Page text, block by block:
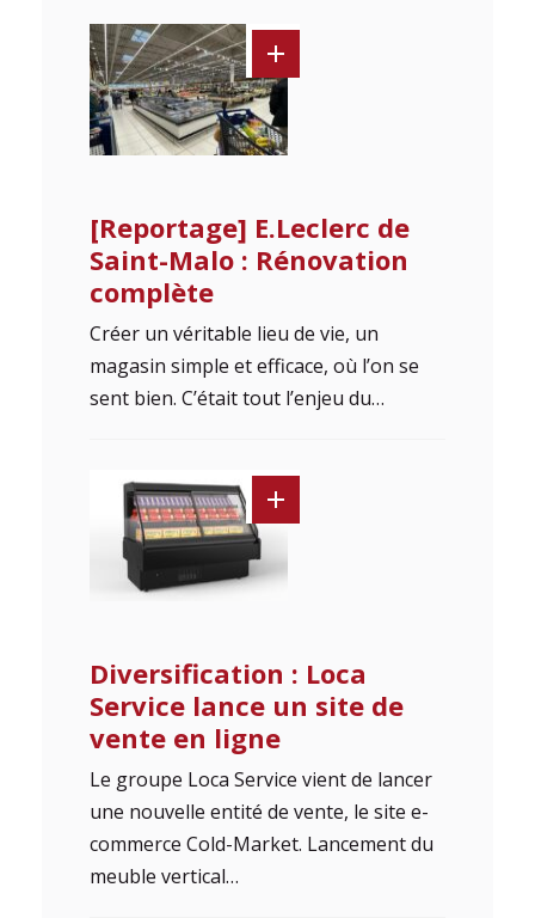
[Reportage] E.Leclerc de
Saint-Malo : Rénovation
complète
Créer un véritable lieu de vie, un
magasin simple et efficace, où l’on se
sent bien. C’était tout l’enjeu du…
Diversification : Loca
Service lance un site de
vente en ligne
Le groupe Loca Service vient de lancer
une nouvelle entité de vente, le site e-
commerce Cold-Market. Lancement du
meuble vertical…